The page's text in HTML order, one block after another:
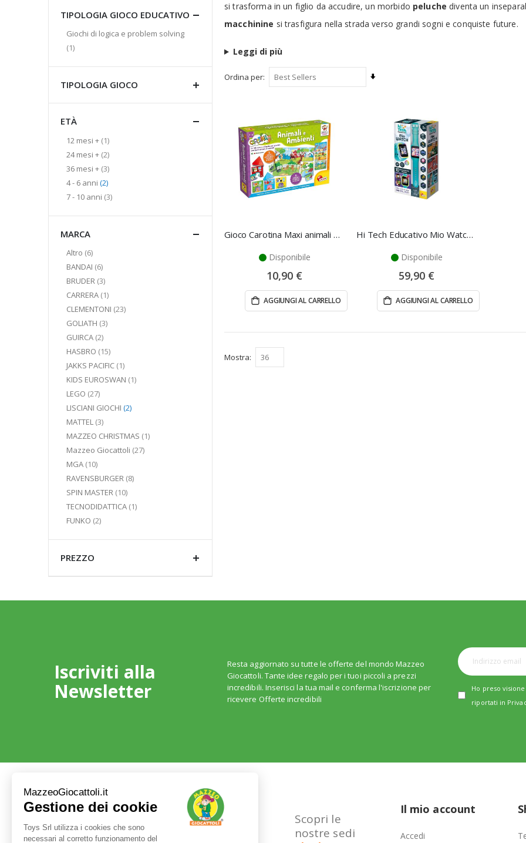
si trasforma in un figlio da accudire, un morbido peluche diventa un
macchinine si trasfigura nella strada verso grandi sogni e conquiste future.
Leggi di più
Ordina per
Imposta
crescente
Gioco Carotina Maxi animali e ambienti - Lisciani
Disponibile
10,90 €
AGGIUNGI AL CARRELLO
Hi Tech Educativo Mio Watch - Lisciani Giochi
Disponibile
59,90 €
AGGIUNGI AL CARRELLO
Mostra
TIPOLOGIA GIOCO EDUCATIVO
Giochi di logica e problem solving
1
elemento
TIPOLOGIA GIOCO
ETÀ
12 mesi + 1
elemento
24 mesi + 2
elementi
36 mesi + 3
elementi
4 - 6 anni 2
elementi
7 - 10 anni 3
elementi
MARCA
Altro 6
elementi
BANDAI 6
elementi
BRUDER 3
elementi
CARRERA 1
elemento
CLEMENTONI 23
elementi
GOLIATH 3
elementi
GUIRCA 2
elementi
HASBRO 15
elementi
JAKKS PACIFIC 1
elemento
KIDS EUROSWAN 1
elemento
LEGO 27
elementi
LISCIANI GIOCHI 2
elementi
MATTEL 3
elementi
MAZZEO CHRISTMAS 1
elemento
Mazzeo Giocattoli 27
elementi
MGA 10
elementi
RAVENSBURGER 8
elementi
SPIN MASTER 10
elementi
TECNODIDATTICA 1
elemento
FUNKO 2
elementi
PREZZO
Iscriviti alla
Newsletter
Resta aggiornato su tutte le offerte del mondo Mazzeo
Giocattoli. Tante idee regalo per i tuoi piccoli a prezzi
incredibili. Inserisci la tua mail e conferma l'iscrizione per
ricevere Offerte incredibili
Ho preso
riportati in
Scopri le
nostre sedi
Il mio account
Accedi